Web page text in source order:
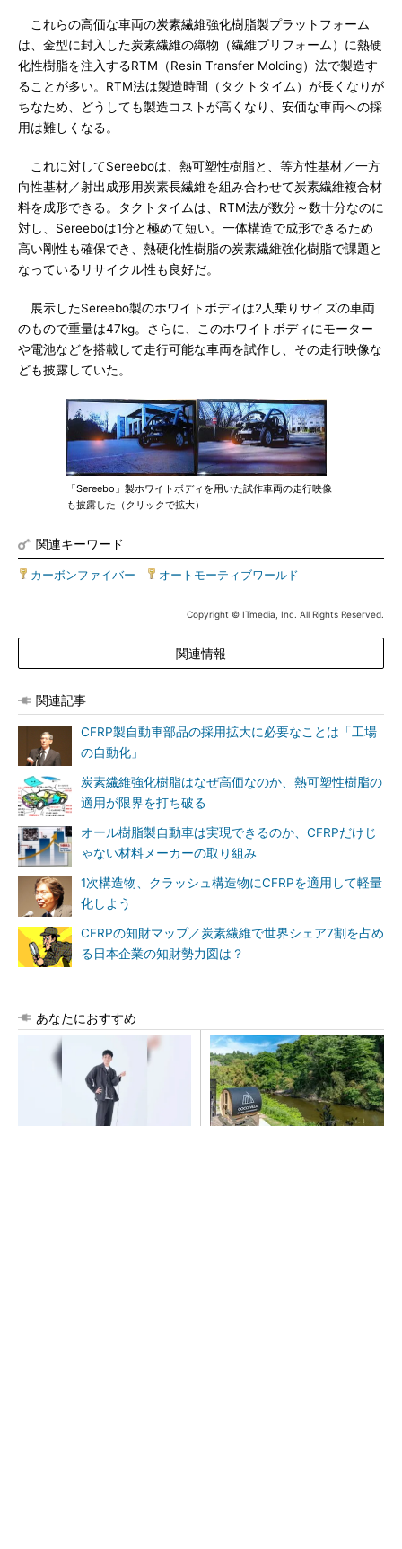
これらの高価な車両の炭素繊維強化樹脂製プラットフォーム
は、金型に封入した炭素繊維の織物（繊維プリフォーム）に熱硬
化性樹脂を注入するRTM（Resin Transfer Molding）法で製造す
ることが多い。RTM法は製造時間（タクトタイム）が長くなりが
ちなため、どうしても製造コストが高くなり、安価な車両への採
用は難しくなる。
これに対してSereeboは、熱可塑性樹脂と、等方性基材／一方
向性基材／射出成形用炭素長繊維を組み合わせて炭素繊維複合材
料を成形できる。タクトタイムは、RTM法が数分～数十分なのに
対し、Sereeboは1分と極めて短い。一体構造で成形できるため
高い剛性も確保でき、熱硬化性樹脂の炭素繊維強化樹脂で課題と
なっているリサイクル性も良好だ。
展示したSereebo製のホワイトボディは2人乗りサイズの車両
のもので重量は47kg。さらに、このホワイトボディにモーター
や電池などを搭載して走行可能な車両を試作し、その走行映像な
ども披露していた。
「Sereebo」製ホワイトボディを用いた試作車両の走行映像
も披露した（クリックで拡大）
関連キーワード
カーボンファイバー オートモーティブワールド
Copyright © ITmedia, Inc. All Rights Reserved.
関連情報
関連記事
CFRP製自動車部品の採用拡大に必要なことは「工場
の自動化」
炭素繊維強化樹脂はなぜ高価なのか、熱可塑性樹脂の
適用が限界を打ち破る
オール樹脂製自動車は実現できるのか、CFRPだけじ
ゃない材料メーカーの取り組み
1次構造物、クラッシュ構造物にCFRPを適用して軽量
化しよう
CFRPの知財マップ／炭素繊維で世界シェア7割を占め
る日本企業の知財勢力図は？
あなたにおすすめ